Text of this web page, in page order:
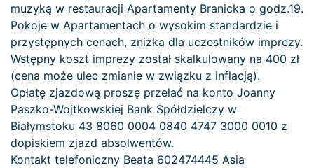
muzyką w restauracji Apartamenty Branicka o godz.19.
Pokoje w Apartamentach o wysokim standardzie i
przystępnych cenach, zniżka dla uczestników imprezy.
Wstępny koszt imprezy został skalkulowany na 400 zł
(cena może ulec zmianie w związku z inflacją).
Opłatę zjazdową proszę przelać na konto Joanny
Paszko-Wojtkowskiej Bank Spółdzielczy w
Białymstoku 43 8060 0004 0840 4747 3000 0010 z
dopiskiem zjazd absolwentów.
Kontakt telefoniczny Beata 602474445 Asia